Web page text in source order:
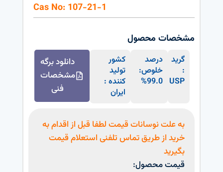
Cas No: 107-21-1
مشخصات محصول
گرید
:
USP
درصد
خلوص:
99.0%
کشور
تولید
کننده :
ایران
دانلود برگه
مشخصات
فنی
به علت نوسانات قیمت لطفا قبل از اقدام به
خرید از طریق تماس تلفنی استعلام قیمت
بگیرید
قیمت محصول: